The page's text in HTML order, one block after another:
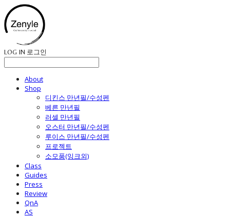
LOG IN 로그인
About
Shop
디킨스 만년필/수성펜
베른 만년필
러셀 만년필
오스터 만년필/수성펜
루이스 만년필/수성펜
프로젝트
소모품(잉크외)
Class
Guides
Press
Review
QnA
AS